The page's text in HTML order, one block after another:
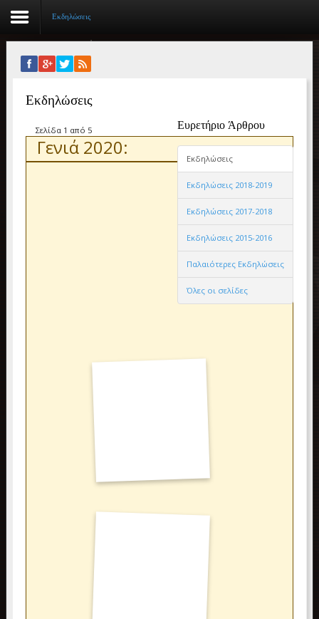
Αρχική
Βιογραφικό
Συγγραφικό έργο
Εργασίες
Εκδηλώσεις
Εκδηλώσεις
Ευρετήριο Άρθρου
Εκδηλώσεις
Εκδηλώσεις 2018-2019
Εκδηλώσεις 2017-2018
Εκδηλώσεις 2015-2016
Παλαιότερες Εκδηλώσεις
Όλες οι σελίδες
Σελίδα 1 από 5
Γενιά 2020: